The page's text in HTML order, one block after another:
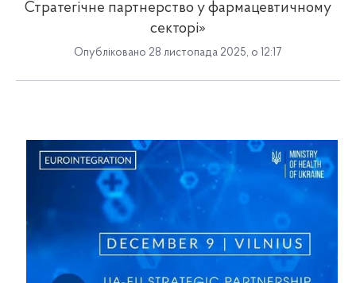
Стратегічне партнерство у фармацевтичному
секторі»
Опубліковано 28 листопада 2025, о 12:17